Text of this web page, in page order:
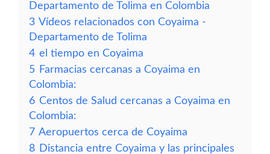
Departamento de Tolima en Colombia
3 Vídeos relacionados con Coyaima -
Departamento de Tolima
4 el tiempo en Coyaima
5 Farmacias cercanas a Coyaima en
Colombia:
6 Centos de Salud cercanas a Coyaima en
Colombia:
7 Aeropuertos cerca de Coyaima
8 Distancia entre Coyaima y las principales